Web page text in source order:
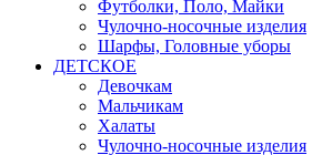
Футболки, Поло, Майки
Чулочно-носочные изделия
Шарфы, Головные уборы
ДЕТСКОЕ
Девочкам
Мальчикам
Халаты
Чулочно-носочные изделия